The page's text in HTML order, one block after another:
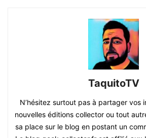
TaquitoTV
N’hésitez surtout pas à partager vos
nouvelles éditions collector ou tout
sa place sur le blog en postant un